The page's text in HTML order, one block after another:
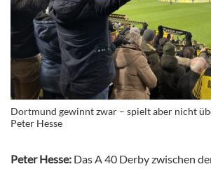
Dortmund gewinnt zwar – spielt aber nicht
Peter Hesse
Peter Hesse: Das A 40 Derby zwischen